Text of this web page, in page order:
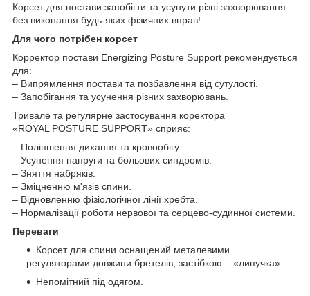
Корсет для постави запобігти та усунути різні захворювання
без виконання будь-яких фізичних вправ!
Для чого потрібен корсет
Корректор постави Energizing Posture Support рекомендується
для:
– Випрямлення постави та позбавлення від сутулості.
– Запобігання та усунення різних захворювань.
Тривале та регулярне застосування коректора
«ROYAL POSTURE SUPPORT» сприяє:
– Поліпшення дихання та кровообігу.
– Усунення напруги та больових синдромів.
– Зняття набряків.
– Зміцненню м'язів спини.
– Відновленню фізіологічної лінії хребта.
– Нормалізації роботи нервової та серцево-судинної системи.
Переваги
Корсет для спини оснащений металевими
регуляторами довжини бретелів, застібкою – «липучка».
Непомітний під одягом.